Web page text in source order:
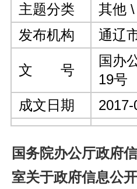
主题分类
其他
发布机构
通辽
文 号
国办
19号
成文日期
国务院办公厅政府
室关于政府信息公